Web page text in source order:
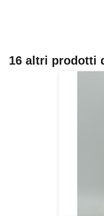
16 altri prodotti